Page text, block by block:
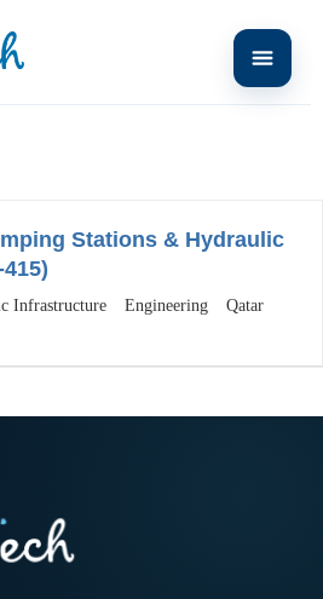
Stations & Hydraulic
Infrastructure Engineering
Qatar